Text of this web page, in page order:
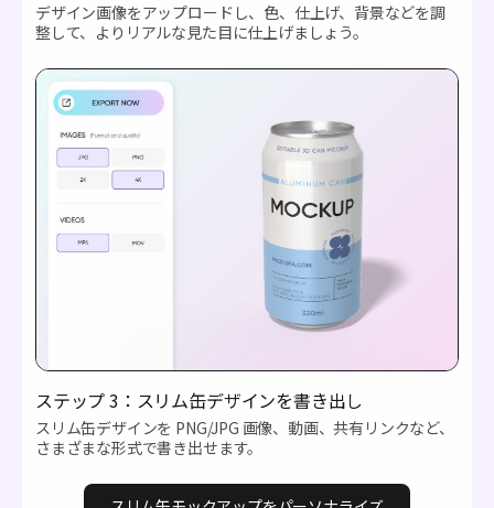
デザイン画像をアップロードし、色、仕上げ、背景などを調
整して、よりリアルな見た目に仕上げましょう。
ステップ 3：スリム缶デザインを書き出し
スリム缶デザインを PNG/JPG 画像、動画、共有リンクなど、
さまざまな形式で書き出せます。